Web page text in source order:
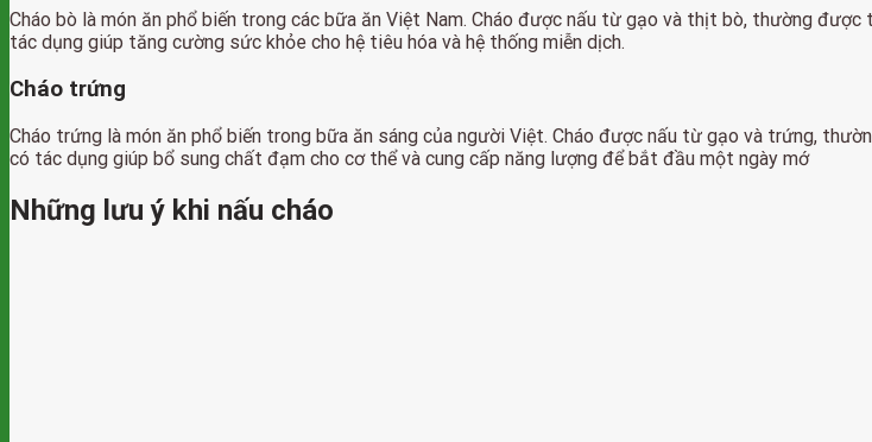
Cháo bò là món ăn phổ biến trong các bữa ăn Việt Nam. Cháo được nấu từ gạo và thịt bò, thường
tác dụng giúp tăng cường sức khỏe cho hệ tiêu hóa và hệ thống miễn dịch.
Cháo trứng
Cháo trứng là món ăn phổ biến trong bữa ăn sáng của người Việt. Cháo được nấu từ gạo và trứng,
có tác dụng giúp bổ sung chất đạm cho cơ thể và cung cấp năng lượng để bắt đầu một ngày mớ
Những lưu ý khi nấu cháo